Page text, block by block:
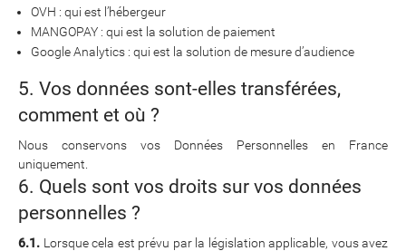
OVH : qui est l’hébergeur
MANGOPAY : qui est la solution de paiement
Google Analytics : qui est la solution de mesure d’audience
5. Vos données sont-elles transférées,
comment et où ?
Nous conservons vos Données Personnelles en France
uniquement.
6. Quels sont vos droits sur vos données
personnelles ?
6.1. Lorsque cela est prévu par la législation applicable, vous avez